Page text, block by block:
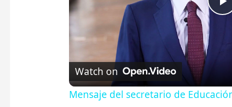
a
Watch on
Mensaje del secretario de